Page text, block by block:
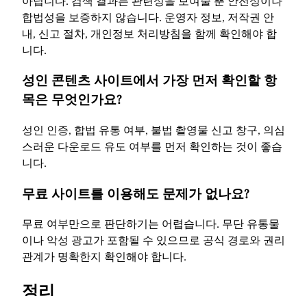
합법성을 보증하지 않습니다. 운영자 정보, 저작권 안
내, 신고 절차, 개인정보 처리방침을 함께 확인해야 합
니다.
성인 콘텐츠 사이트에서 가장 먼저 확인할 항
목은 무엇인가요?
성인 인증, 합법 유통 여부, 불법 촬영물 신고 창구, 의심
스러운 다운로드 유도 여부를 먼저 확인하는 것이 좋습
니다.
무료 사이트를 이용해도 문제가 없나요?
무료 여부만으로 판단하기는 어렵습니다. 무단 유통물
이나 악성 광고가 포함될 수 있으므로 공식 경로와 권리
관계가 명확한지 확인해야 합니다.
정리